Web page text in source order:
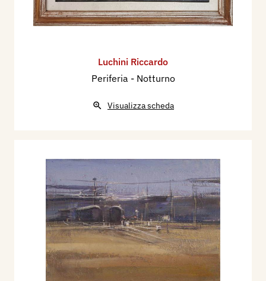
Luchini Riccardo
Periferia - Notturno
Visualizza scheda